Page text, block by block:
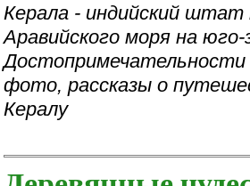
Керала - индийский штат
Аравийского моря на
фото, рассказы о
Кералу